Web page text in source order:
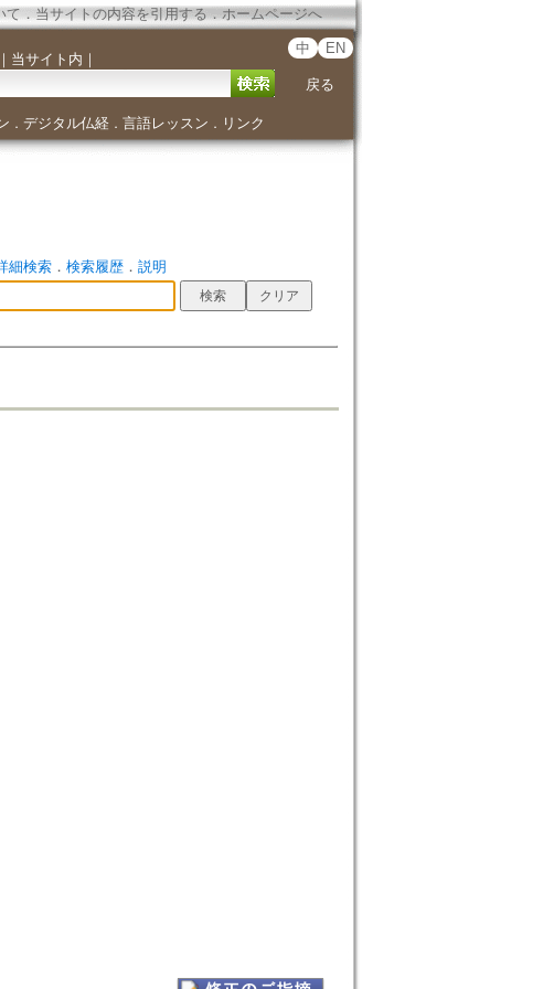
て．当サイトの内容を引用する ． ホームページへ
｜ 当サイト内 ｜
中 EN
戻る
． デジタル仏経． 言語レッスン ． リンク
細検索． 検索履歴． 説明